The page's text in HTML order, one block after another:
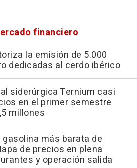
financiero
la emisión de 5.000
dedicadas al cerdo ibérico
siderúrgica Ternium casi
en el primer semestre
millones
gasolina más barata de
de precios en plena
y operación salida